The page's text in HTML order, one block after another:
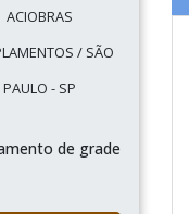
ACIOBRAS
/ SÃO
PAULO - SP
de grade